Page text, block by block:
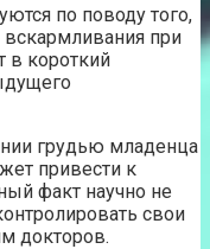
по поводу того,
вскармливания при
в короткий
грудью младенца
привести к
факт научно не
свои
докторов.